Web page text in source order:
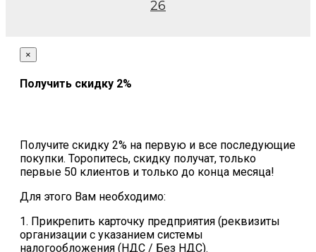
26
×
Получить скидку 2%
Получите скидку 2% на первую и все последующие
покупки. Торопитесь, скидку получат, только
первые 50 клиентов и только до конца месяца!
Для этого Вам необходимо:
1. Прикрепить карточку предприятия (реквизиты
организации с указанием системы
налогообложения (НДС / Без НДС).